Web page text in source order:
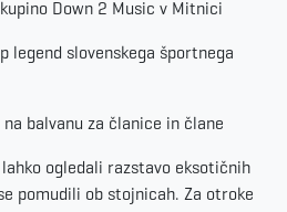
Down 2 Music v Mitnici
legend slovenskega športnega
balvanu za članice in člane
ogledali razstavo eksotičnih
pomudili ob stojnicah. Za otroke